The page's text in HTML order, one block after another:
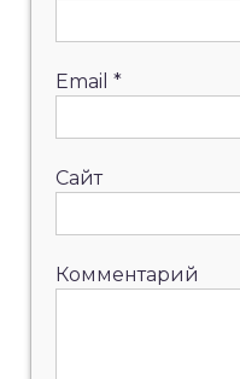
Email *
Сайт
Комментарий